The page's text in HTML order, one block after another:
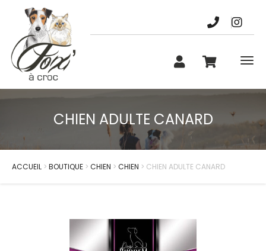
CHIEN ADULTE CANARD
ACCUEIL > BOUTIQUE > CHIEN > CHIEN > CHIEN ADULTE CANARD